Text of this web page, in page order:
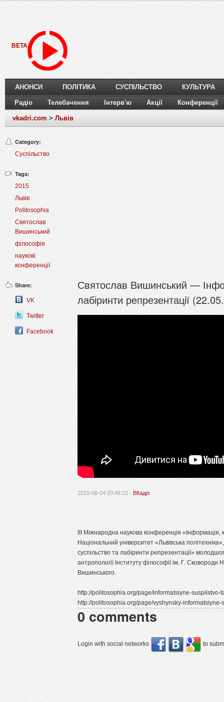
BETA
АНОНСИ ПОЛІТИКА СУСПІЛЬСТВО КУЛЬТУРА
Радіо Телебачення Інтерв'ю Акції Конференції
vkadri.com > Львів
Category:
Суспільство
Tags:
2015
Львів
Politosophia
Святослав
Вишинський
філософія
наукові
конференції
Share:
VK
Twitter
Facebook
Святослав Вишинський —
лабіринти репрезентації
2015-08-04 03:46:22 · ВКадрі
III Міжнародна наукова конференція «Інформація,
Національний університет «Львівська
суспільство та лабіринти репрезентації»
антропології Інституту філософії ім. Г. Сковороди
Вишинського.
http://politosophia.org/page/informatsiyne-suspilstvo-
http://politosophia.org/page/vyshynsky-
0 comments
Login with social networks to